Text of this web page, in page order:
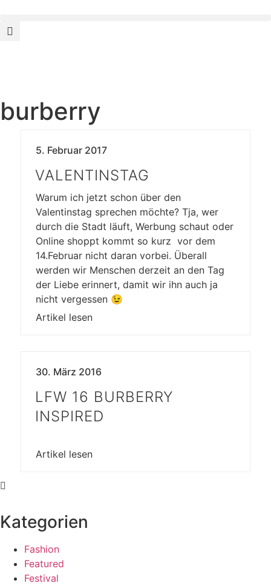
burberry
5. Februar 2017
VALENTINSTAG
Warum ich jetzt schon über den
Valentinstag sprechen möchte? Tja, wer
durch die Stadt läuft, Werbung schaut oder
Online shoppt kommt so kurz vor dem
14.Februar nicht daran vorbei. Überall
werden wir Menschen derzeit an den Tag
der Liebe erinnert, damit wir ihn auch ja
nicht vergessen 😉
Artikel lesen
30. März 2016
LFW 16 BURBERRY
INSPIRED
Artikel lesen
Kategorien
Fashion
Featured
Festival